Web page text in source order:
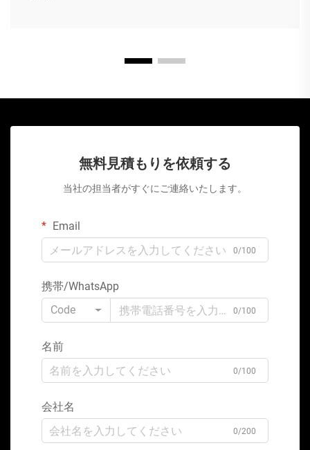
無料見積もりを依頼する
当社の担当者がすぐにご連絡いたします。
Email
0/100
携帯/WhatsApp
Code
0/100
名前
0/100
会社名
0/200